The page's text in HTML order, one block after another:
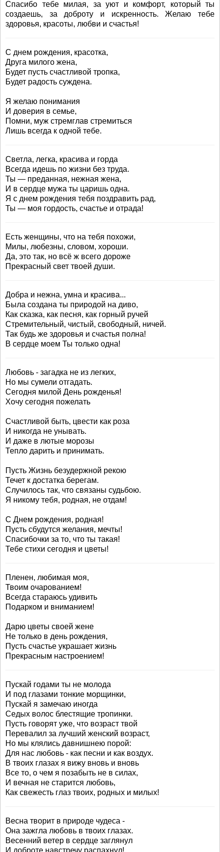
Спасибо тебе милая, за уют и комфорт, который ты
создаешь, за доброту и искренность. Желаю тебе
здоровья, красоты, любви и счастья!
С днем рождения, красотка,
Друга милого жена,
Будет пусть счастливой тропка,
Будет радость суждена.
Я желаю понимания
И доверия в семье,
Помни, муж стремглав стремиться
Лишь всегда к одной тебе.
Светла, легка, красива и горда
Всегда идешь по жизни без труда.
Ты — преданная, нежная жена,
И в сердце мужа ты царишь одна.
Я с днем рождения тебя поздравить рад,
Ты — моя гордость, счастье и отрада!
Есть женщины, что на тебя похожи,
Милы, любезны, словом, хороши.
Да, это так, но всё ж всего дороже
Прекрасный свет твоей души.
Добра и нежна, умна и красива...
Была создана ты природой на диво,
Как сказка, как песня, как горный ручей
Стремительный, чистый, свободный, ничей.
Так будь же здоровья и счастья полна!
В сердце моем Ты только одна!
Любовь - загадка не из легких,
Но мы сумели отгадать.
Сегодня милой День рожденья!
Хочу сегодня пожелать
Счастливой быть, цвести как роза
И никогда не унывать.
И даже в лютые морозы
Тепло дарить и принимать.
Пусть Жизнь безудержной рекою
Течет к достатка берегам.
Случилось так, что связаны судьбою.
Я никому тебя, родная, не отдам!
С Днем рождения, родная!
Пусть сбудутся желания, мечты!
Спасибочки за то, что ты такая!
Тебе стихи сегодня и цветы!
Пленен, любимая моя,
Твоим очарованием!
Всегда стараюсь удивить
Подарком и вниманием!
Дарю цветы своей жене
Не только в день рождения,
Пусть счастье украшает жизнь
Прекрасным настроением!
Пускай годами ты не молода
И под глазами тонкие морщинки,
Пускай я замечаю иногда
Седых волос блестящие тропинки.
Пусть говорят уже, что возраст твой
Перевалил за лучший женский возраст,
Но мы клялись давнишнею порой:
Для нас любовь - как песни и как воздух.
В твоих глазах я вижу вновь и вновь
Все то, о чем я позабыть не в силах,
И вечная не старится любовь,
Как свежесть глаз твоих, родных и милых!
Весна творит в природе чудеса -
Она зажгла любовь в твоих глазах.
Весенний ветер в сердце заглянул
И доброте навстречу распахнул!